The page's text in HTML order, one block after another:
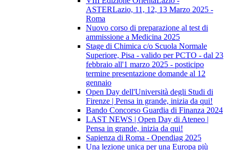
ASTERLazio, 11, 12, 13 Marzo 2025 -
Roma
Nuovo corso di preparazione al test di
ammissione a Medicina 2025
Stage di Chimica c/o Scuola Normale
Superiore, Pisa - valido per PCTO - dal 23
febbraio all'1 marzo 2025 - posticipo
termine presentazione domande al 12
gennaio
Open Day dell'Università degli Studi di
Firenze | Pensa in grande, inizia da qui!
Bando Concorso Guardia di Finanza 2024
LAST NEWS | Open Day di Ateneo |
Pensa in grande, inizia da qui!
Sapienza di Roma - Opendiag 2025
Una lezione unica per una Europa più